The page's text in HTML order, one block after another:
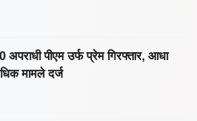
अपराधी पीएम उर्फ प्रेम गिरफ्तार, आधा
मामले दर्ज